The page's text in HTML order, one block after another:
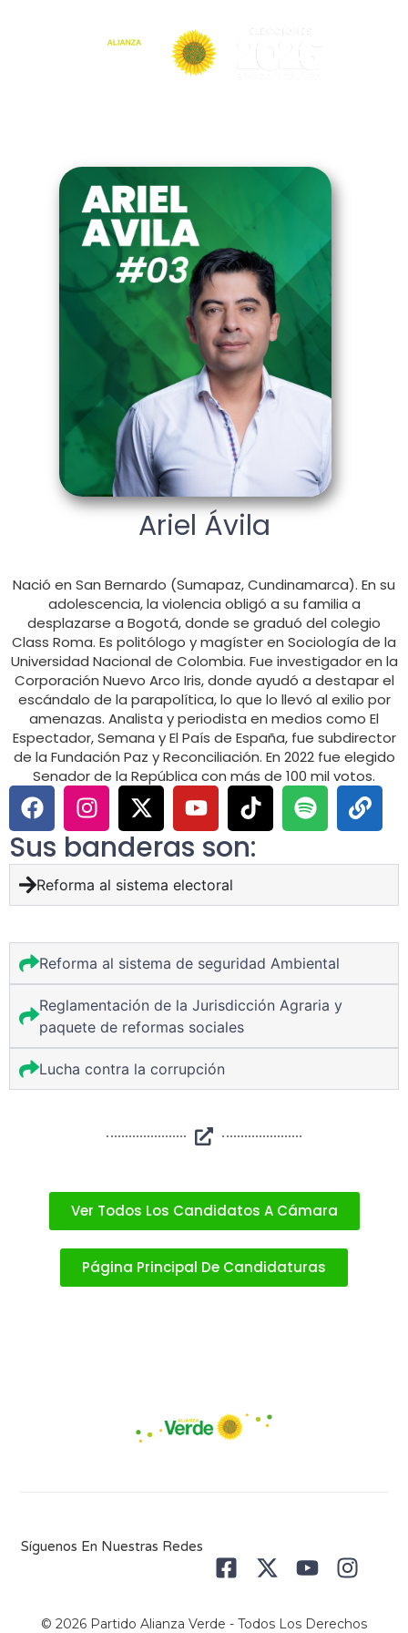
Ariel Ávila
Nació en San Bernardo (Sumapaz, Cundinamarca). En su
adolescencia, la violencia obligó a su familia a
desplazarse a Bogotá, donde se graduó del colegio
Class Roma. Es politólogo y magíster en Sociología de la
Universidad Nacional de Colombia. Fue investigador en la
Corporación Nuevo Arco Iris, donde ayudó a destapar el
escándalo de la parapolítica, lo que lo llevó al exilio por
amenazas. Analista y periodista en medios como El
Espectador, Semana y El País de España, fue subdirector
de la Fundación Paz y Reconciliación. En 2022 fue elegido
Senador de la República con más de 100 mil votos.
Sus banderas son:
Reforma al sistema electoral
Reforma al sistema de seguridad Ambiental
⁠Reglamentación de la Jurisdicción Agraria y
paquete de reformas sociales
Lucha contra la corrupción
Ver Todos Los Candidatos A Cámara
Página Principal De Candidaturas
Síguenos En Nuestras Redes
© 2026 Partido Alianza Verde - Todos Los Derechos